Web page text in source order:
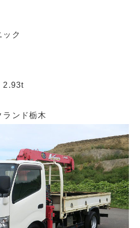
ック
2.93t
ランド栃木